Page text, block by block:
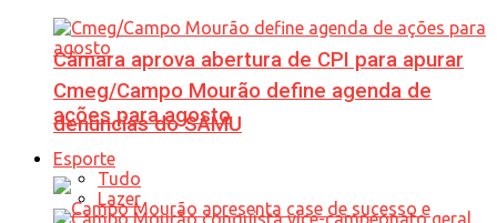
Câmara aprova abertura de CPI para apurar
denúncias do SAMU
Cmeg/Campo Mourão define agenda de
ações para agosto
Esporte
Tudo
Lazer